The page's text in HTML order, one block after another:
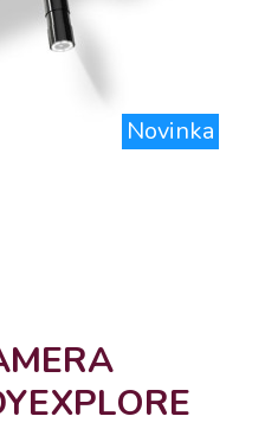
Novinka